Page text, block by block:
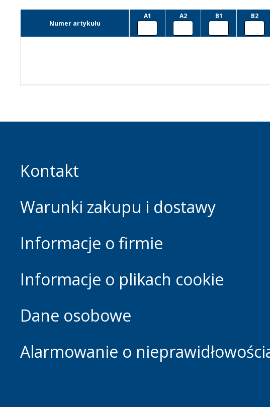
Numer artykułu
A1 A2 B1 B2
Kontakt
Warunki zakupu i dostawy
Informacje o firmie
Informacje o plikach cookie
Dane osobowe
Alarmowanie o